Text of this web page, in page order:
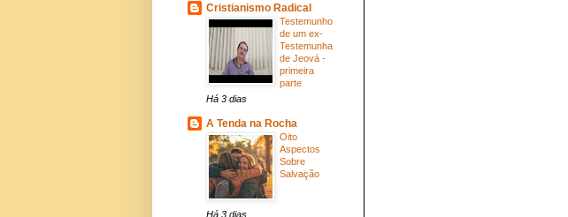
Cristianismo Radical
Testemunho
de um ex-
Testemunha
de Jeová -
primeira
parte
Há 3 dias
A Tenda na Rocha
Oito
Aspectos
Sobre
Salvação
Há 3 dias